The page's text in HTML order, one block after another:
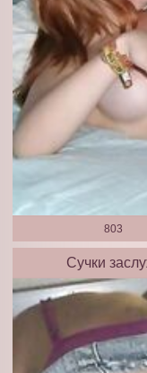
803
Сучки